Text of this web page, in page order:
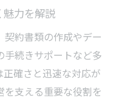
人の魅力に迫る
の働き方と工夫
を目指す方へ
力を解説
約書類の作成やデー
手続きサポートなど多
確さと迅速な対応が
支える重要な役割を